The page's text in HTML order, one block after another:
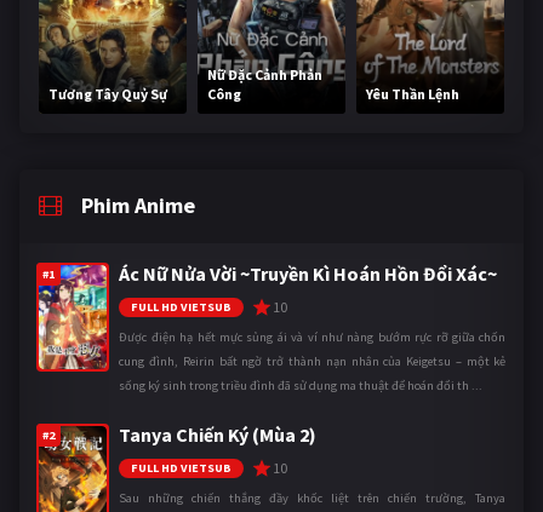
Tương Tây Quỷ Sự
Nữ Đặc Cảnh Phản
Công
Yêu Thần Lệnh
Phim Anime
#1 Ác Nữ Nửa Vời ~Truyền Kì Hoán Hồn Đổi Xác~
FULL HD VIETSUB 10
Được điện hạ hết mực sủng ái và ví như nàng bướm rực rỡ giữa chốn
cung đình, Reirin bất ngờ trở thành nạn nhân của Keigetsu – một kẻ
sống ký sinh trong triều đình đã sử dụng ma thuật để hoán đổi th ...
#2 Tanya Chiến Ký (Mùa 2)
FULL HD VIETSUB 10
Sau những chiến thắng đầy khốc liệt trên chiến trường, Tanya